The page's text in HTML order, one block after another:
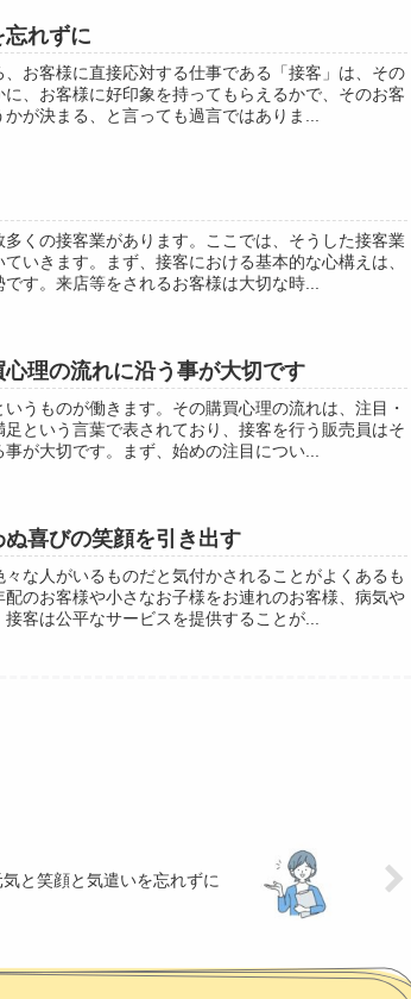
れずに
お客様に直接応対する仕事である「接客」は、その
、お客様に好印象を持ってもらえるかで、そのお客
が決まる、と言っても過言ではありま...
くの接客業があります。ここでは、そうした接客業
いきます。まず、接客における基本的な心構えは、
す。来店等をされるお客様は大切な時...
理の流れに沿う事が大切です
うものが働きます。その購買心理の流れは、注目・
という言葉で表されており、接客を行う販売員はそ
が大切です。まず、始めの注目につい...
喜びの笑顔を引き出す
な人がいるものだと気付かされることがよくあるも
のお客様や小さなお子様をお連れのお客様、病気や
客は公平なサービスを提供することが...
と笑顔と気遣いを忘れずに